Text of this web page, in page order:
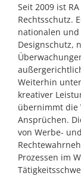
Seit 2009 ist
Rechtsschutz.
nationalen
Designschutz,
Weiterhin
kreativer
übernimmt die
Ansprüchen.
von Werbe-
Prozessen im